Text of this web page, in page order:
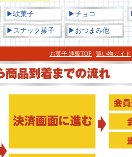
▶駄菓子 ▶チョコ
▶スナック菓子 ▶おつまみ他
お菓子 通販TOP 買い物ガイド